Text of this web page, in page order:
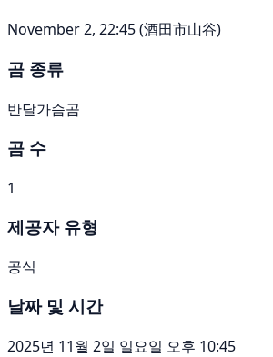
November 2, 22:45 (酒田市山谷)
곰 종류
반달가슴곰
곰 수
1
제공자 유형
공식
날짜 및 시간
2025년 11월 2일 일요일 오후 10:45